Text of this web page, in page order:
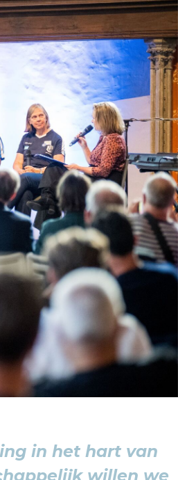
in het hart van
willen we